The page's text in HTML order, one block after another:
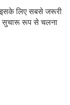
इसके लिए सबसे जरूरी
सुचारू रूप से चलना